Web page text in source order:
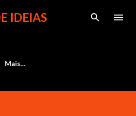
o conteúdo principal
IDEIAS
Mais…